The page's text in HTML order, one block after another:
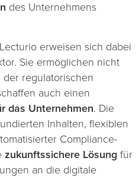
des Unternehmens
erweisen sich dabei
Sie ermöglichen nicht
regulatorischen
auch einen
das Unternehmen. Die
Inhalten, flexiblen
Compliance-
zukunftssichere Lösung für
an die digitale